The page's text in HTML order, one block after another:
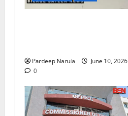
Pardeep Narula
June 10, 2026
0